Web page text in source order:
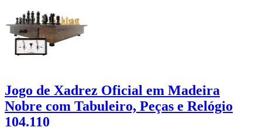
Jogo de Xadrez Oficial em Madeira
Nobre com Tabuleiro, Peças e Relógio
104.110